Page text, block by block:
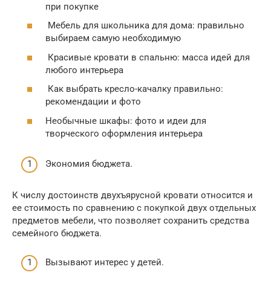
при покупке
Мебель для школьника для дома: правильно
выбираем самую необходимую
Красивые кровати в спальню: масса идей для
любого интерьера
Как выбрать кресло-качалку правильно:
рекомендации и фото
Необычные шкафы: фото и идеи для
творческого оформления интерьера
Экономия бюджета.
К числу достоинств двухъярусной кровати относится и
ее стоимость по сравнению с покупкой двух отдельных
предметов мебели, что позволяет сохранить средства
семейного бюджета.
Вызывают интерес у детей.